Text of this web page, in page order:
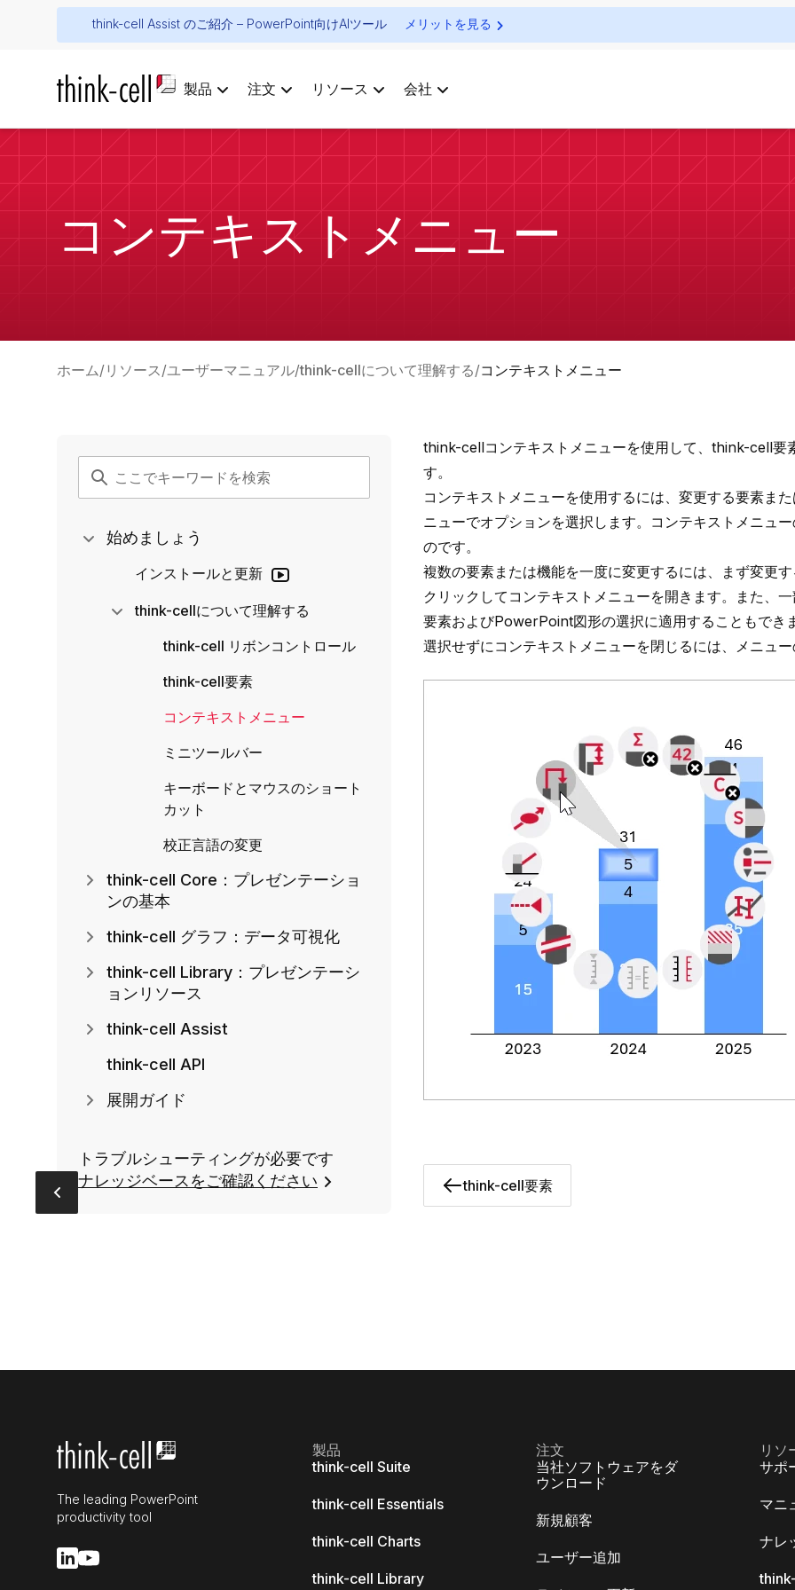
think-cell Assist のご紹介 – PowerPoint向けAIツール メリットを見る
製品 注文 リソース 会社
コンテキストメニュー
ホーム リソース ユーザーマニュアル think-cellについて理解する コンテキストメニュー
think-cellコンテキストメニューを使用して、think-cell要
す。
コンテキストメニューを使用するには、変更する要素ま
ニューでオプションを選択します。コンテキストメニュ
のです。
複数の要素または機能を一度に変更するには、まず変更
クリックしてコンテキストメニューを開きます。また、
要素およびPowerPoint図形の選択に適用することもでき
選択せずにコンテキストメニューを閉じるには、メニュー
think-cell要素
始めましょう
インストールと更新
think-cellについて理解する
think-cell リボンコントロール
think-cell要素
コンテキストメニュー
ミニツールバー
キーボードとマウスのショート
カット
校正言語の変更
think-cell Core：プレゼンテーショ
ンの基本
think-cell グラフ：データ可視化
think-cell Library：プレゼンテーシ
ョンリソース
think-cell Assist
think-cell API
展開ガイド
トラブルシューティングが必要です
ナレッジベースをご確認ください
The leading PowerPoint
productivity tool
製品
think-cell Suite
think-cell Essentials
think-cell Charts
think-cell Library
注文
当社ソフトウェアをダ
ウンロード
新規顧客
ユーザー追加
リソ
サポ
マニ
ナレ